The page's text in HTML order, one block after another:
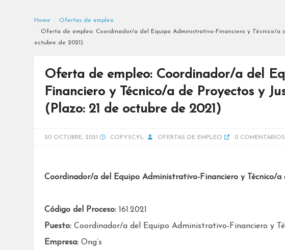
Home
Ofertas de empleo
Oferta de empleo: Coordinador/a del Equipo Administrativo-Financiero y Técnico/a
octubre de 2021)
Oferta de empleo: Coordinador/a del
Financiero y Técnico/a de Proyectos y
(Plazo: 21 de octubre de 2021)
20 OCTUBRE, 2021 COPYSCYL OFERTAS DE EMPLEO 0 COMENTARIOS
Coordinador/a del Equipo Administrativo-Financiero y Técnico/a
Código del Proceso: 161.2021
Puesto: Coordinador/a del Equipo Administrativo-Financiero y
Empresa: Ong’s